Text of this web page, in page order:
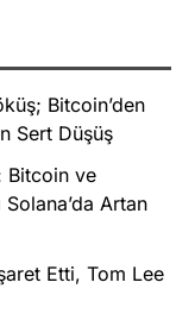
Bitcoin’den
Sert Düşüş
Bitcoin ve
Solana’da Artan
Etti, Tom Lee